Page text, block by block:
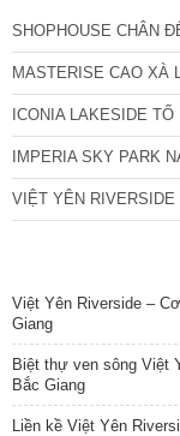
SHOPHOUSE CHÂN
MASTERISE CAO XÀ
ICONIA LAKESIDE
IMPERIA SKY PARK
VIỆT YÊN RIVERSIDE
Việt Yên Riverside –
Giang
Biệt thự ven sông Việt
Bắc Giang
Liền kề Việt Yên